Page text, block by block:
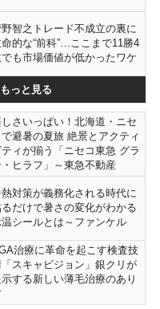
（左から中沢けい、古賀茂明、
一の各氏）／（Ｃ）日刊ゲンダイ
智之トレード不成立の裏に
的な“前科”…ここまで11勝4
でも市場価値が低かったワケ
もっと見る
さいっぱい！北海道・ニセ
で避暑の夏旅 絶景とアクティ
ティが揃う「ニセコ東急 グラ
・ヒラフ」～東急不動産
対策が義務化される時代に
るだけで暑さの変化がわかる
シールとは～ファンケル
治療に革命を起こす検査技
スキャビジョン」銀クリが
する新しい薄毛治療のあり